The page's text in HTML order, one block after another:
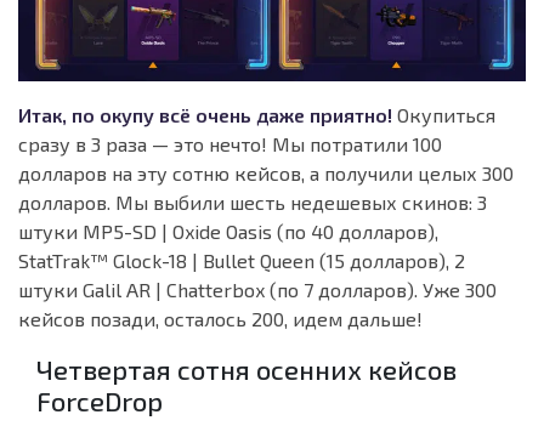
Итак, по окупу всё очень даже приятно! Окупиться
сразу в 3 раза — это нечто! Мы потратили 100
долларов на эту сотню кейсов, а получили целых 300
долларов. Мы выбили шесть недешевых скинов: 3
штуки MP5-SD | Oxide Oasis (по 40 долларов),
StatTrak™ Glock-18 | Bullet Queen (15 долларов), 2
штуки Galil AR | Chatterbox (по 7 долларов). Уже 300
кейсов позади, осталось 200, идем дальше!
Четвертая сотня осенних кейсов
ForceDrop